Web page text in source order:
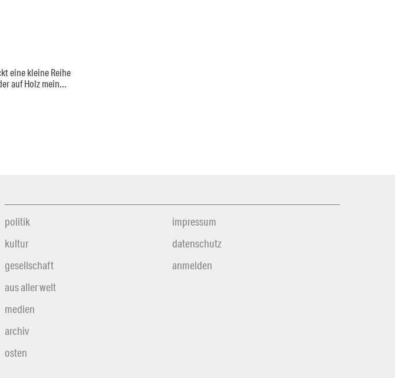
eine kleine Reihe
auf Holz mein...
politik
kultur
gesellschaft
aus aller welt
medien
archiv
osten
impressum
datenschutz
anmelden